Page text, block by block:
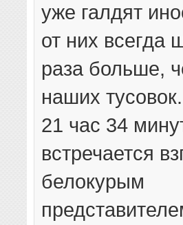
уже галдят
от них всегда
раза больше,
наших тусовок.
21 час 34
встречается
белокурым